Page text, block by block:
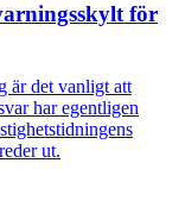
för
är det vanligt att
har egentligen
ut.